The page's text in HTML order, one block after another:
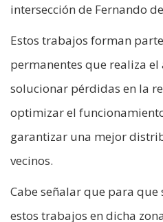
intersección de Fernando
Estos trabajos forman
permanentes que realiza
solucionar pérdidas en la
optimizar el
garantizar una mejor
vecinos.
Cabe señalar que para
estos trabajos en dicha